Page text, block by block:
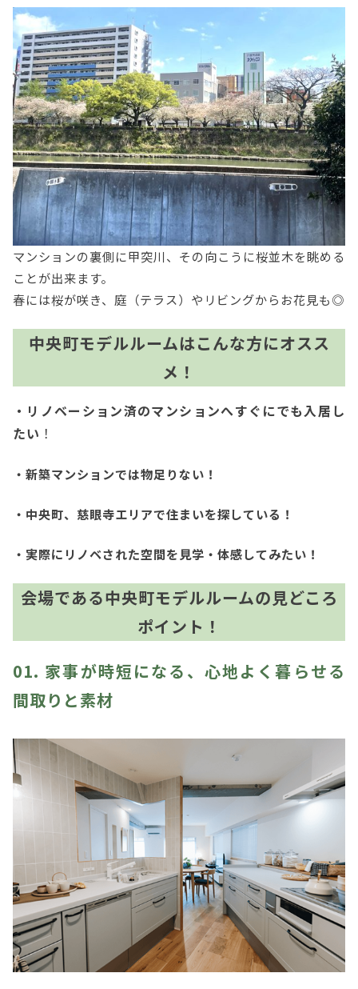
マンションの裏側に甲突川、その向こうに桜並木を眺める
ことが出来ます。
春には桜が咲き、庭（テラス）やリビングからお花見も◎
中央町モデルルームはこんな方にオスス
メ！
・リノベーション済のマンションへすぐにでも入居し
たい ！
・新築マンションでは物足りない！
・中央町、慈眼寺エリアで住まいを探している！
・実際にリノベされた空間を見学・体感してみたい！
会場である中央町モデルルームの見どころ
ポイント！
01. 家事が時短になる、心地よく暮らせる
間取りと素材